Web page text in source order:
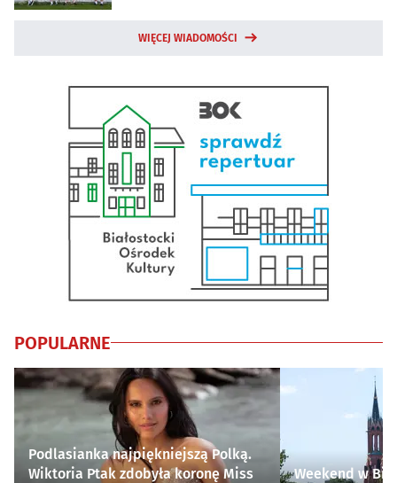
WIĘCEJ WIADOMOŚCI
POPULARNE
Podlasianka najpiękniejszą Polką.
Wiktoria Ptak zdobyła koronę Miss
Weekend w